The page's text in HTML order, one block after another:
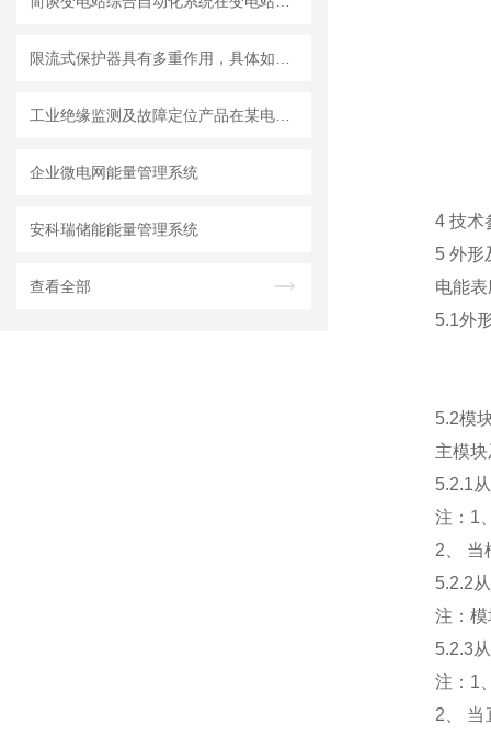
企业微电网能量管理系统
安科瑞储能能量管理系统
查看全部
4 技术
5 外形及
电能表应
5.1外形
5.2模块
主模块及
5.2.1从
注：1、
2、 当模
5.2.2从
注：模块
5.2.3从
注：1、
2、 当直